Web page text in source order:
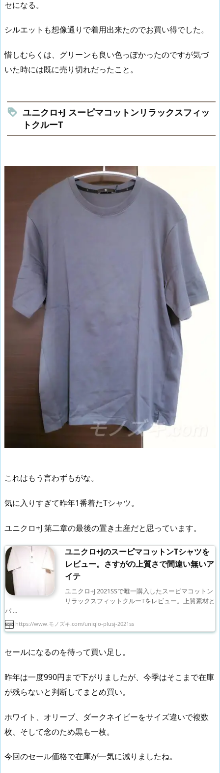
セになる。
シルエットも想像通りで着用出来たのでお買い得でした。
惜しむらくは、グリーンも良い色っぽかったのですが気づ
いた時には既に売り切れだったこと。
ユニクロ+J スーピマコットンリラックスフィッ
トクルーT
これはもう言わずもがな。
気に入りすぎて昨年1番着たTシャツ。
ユニクロ+J 第二章の最後の置き土産だと思っています。
ユニクロ+JのスーピマコットンTシャツを
レビュー。さすがの上質さで間違い無いア
イテ
ユニクロ+J 2021SSで唯一購入したスーピマコットン
リラックスフィットクルーTをレビュー。上質素材と
パ ...
https://www.モノズキ.com/uniqlo-plusj-2021ss
セールになるのを待って買い足し。
昨年は一度990円まで下がりましたが、今季はそこまで在庫
が残らないと判断してまとめ買い。
ホワイト、オリーブ、ダークネイビーをサイズ違いで複数
枚、そして念のため黒も一枚。
今回のセール価格で在庫が一気に減りましたね。